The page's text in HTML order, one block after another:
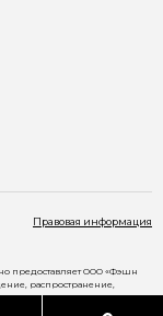
Правовая информация
предоставляет ООО «Фэшн
распространение,
и доведение их до